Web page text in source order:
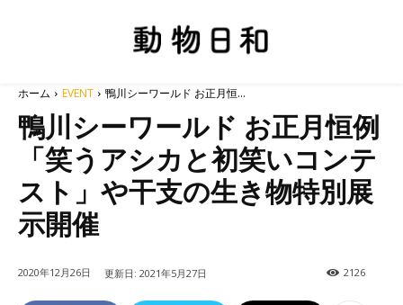
ホーム EVENT 鴨川シーワールド お正月恒...
鴨川シーワールド お正月恒例
「笑うアシカと初笑いコンテ
スト」や干支の生き物特別展
示開催
2020年12月26日 更新日: 2021年5月27日 2126